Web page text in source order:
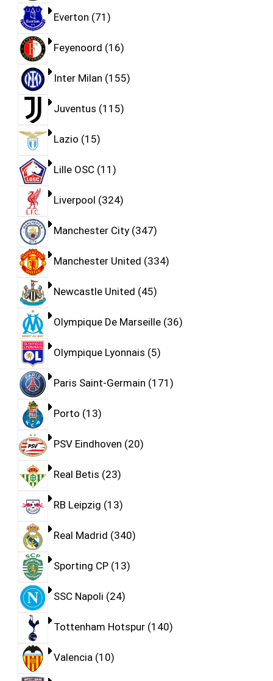
Everton 71
Feyenoord 16
Inter Milan 155
Juventus 115
Lazio 15
Lille OSC 11
Liverpool 324
Manchester City 347
Manchester United 334
Newcastle United 45
Olympique De Marseille 36
Olympique Lyonnais 5
Paris Saint-Germain 171
Porto 13
PSV Eindhoven 20
Real Betis 23
RB Leipzig 13
Real Madrid 340
Sporting CP 13
SSC Napoli 24
Tottenham Hotspur 140
Valencia 10